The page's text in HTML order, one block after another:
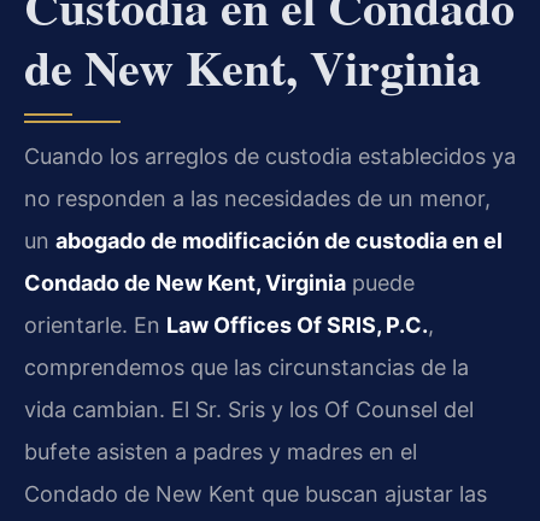
de New Kent, Virginia
Cuando los arreglos de custodia establecidos ya
no responden a las necesidades de un menor,
un abogado de modificación de custodia en el
Condado de New Kent, Virginia puede
orientarle. En Law Offices Of SRIS, P.C.,
comprendemos que las circunstancias de la
vida cambian. El Sr. Sris y los Of Counsel del
bufete asisten a padres y madres en el
Condado de New Kent que buscan ajustar las